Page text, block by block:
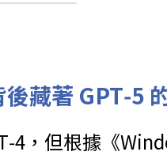
藏著 GPT‑5
，但根據《